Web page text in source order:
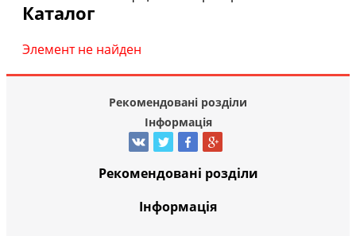
Каталог
Элемент не найден
Рекомендовані розділи
Інформація
Рекомендовані розділи
Інформація